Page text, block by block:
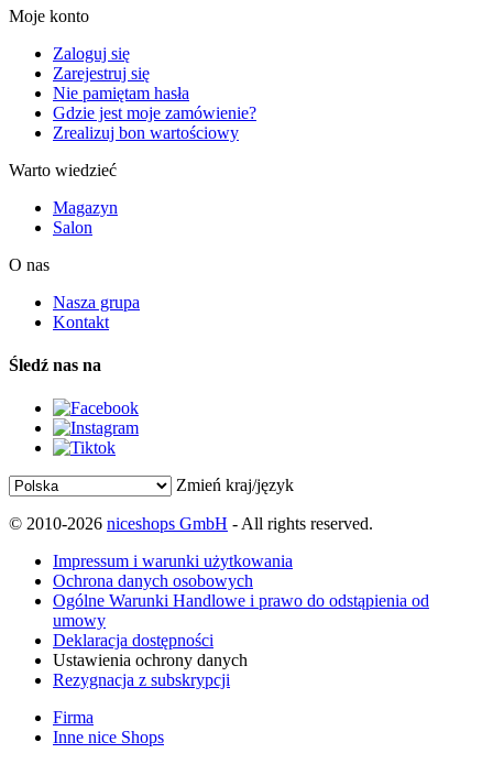
Moje konto
Zaloguj się
Zarejestruj się
Nie pamiętam hasła
Gdzie jest moje zamówienie?
Zrealizuj bon wartościowy
Warto wiedzieć
Magazyn
Salon
O nas
Nasza grupa
Kontakt
Śledź nas na
Zmień kraj/język
© 2010-2026 niceshops GmbH - All rights reserved.
Impressum i warunki użytkowania
Ochrona danych osobowych
Ogólne Warunki Handlowe i prawo do odstąpienia od
umowy
Deklaracja dostępności
Ustawienia ochrony danych
Rezygnacja z subskrypcji
Firma
Inne nice Shops